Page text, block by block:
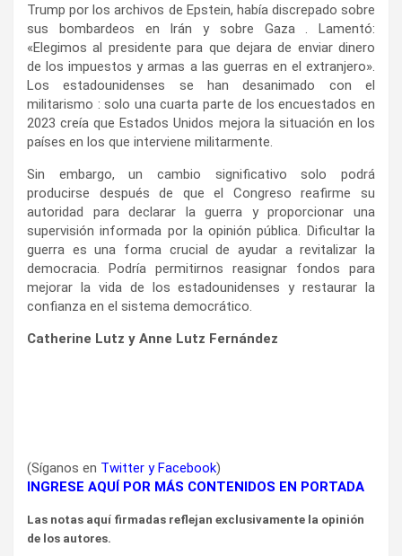
Trump por los archivos de Epstein, había discrepado sobre
sus bombardeos en Irán y sobre Gaza . Lamentó:
«Elegimos al presidente para que dejara de enviar dinero
de los impuestos y armas a las guerras en el extranjero».
Los estadounidenses se han desanimado con el
militarismo : solo una cuarta parte de los encuestados en
2023 creía que Estados Unidos mejora la situación en los
países en los que interviene militarmente.
Sin embargo, un cambio significativo solo podrá
producirse después de que el Congreso reafirme su
autoridad para declarar la guerra y proporcionar una
supervisión informada por la opinión pública. Dificultar la
guerra es una forma crucial de ayudar a revitalizar la
democracia. Podría permitirnos reasignar fondos para
mejorar la vida de los estadounidenses y restaurar la
confianza en el sistema democrático.
Catherine Lutz y Anne Lutz Fernández
(Síganos en Twitter yFacebook)
INGRESE AQUÍ POR MÁS CONTENIDOS EN PORTADA
Las notas aquí firmadas reflejan exclusivamente la opinión
de los autores.